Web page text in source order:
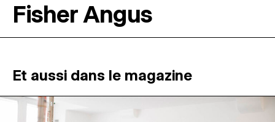
RÉSIDENCES ↓
ATELIERS OUVERTS
PROGRAMMATION
Fisher Angus
Et aussi dans le magazine